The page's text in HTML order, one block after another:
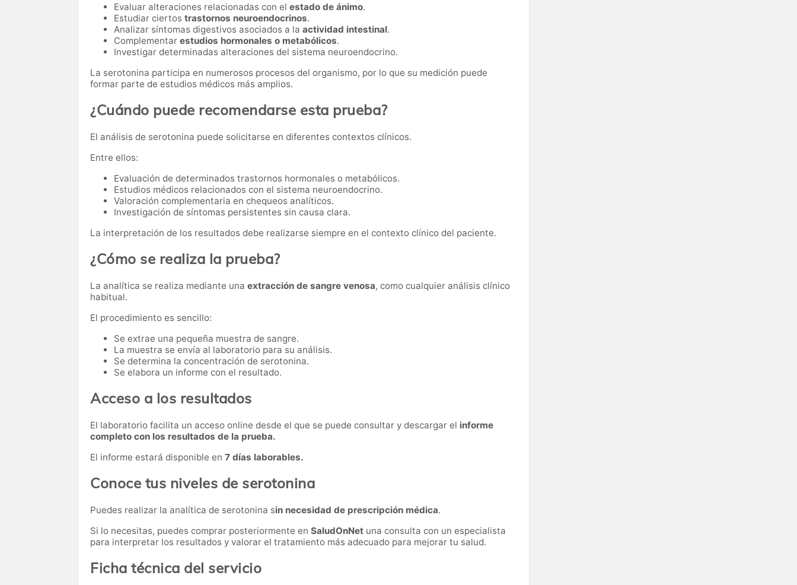
Evaluar alteraciones relacionadas con el estado de ánimo.
Estudiar ciertos trastornos neuroendocrinos.
Analizar síntomas digestivos asociados a la actividad intestinal.
Complementar estudios hormonales o metabólicos.
Investigar determinadas alteraciones del sistema neuroendocrino.
La serotonina participa en numerosos procesos del organismo, por lo que su medición puede
formar parte de estudios médicos más amplios.
¿Cuándo puede recomendarse esta prueba?
El análisis de serotonina puede solicitarse en diferentes contextos clínicos.
Entre ellos:
Evaluación de determinados trastornos hormonales o metabólicos.
Estudios médicos relacionados con el sistema neuroendocrino.
Valoración complementaria en chequeos analíticos.
Investigación de síntomas persistentes sin causa clara.
La interpretación de los resultados debe realizarse siempre en el contexto clínico del paciente.
¿Cómo se realiza la prueba?
La analítica se realiza mediante una extracción de sangre venosa, como cualquier análisis clínico
habitual.
El procedimiento es sencillo:
Se extrae una pequeña muestra de sangre.
La muestra se envía al laboratorio para su análisis.
Se determina la concentración de serotonina.
Se elabora un informe con el resultado.
Acceso a los resultados
El laboratorio facilita un acceso online desde el que se puede consultar y descargar el informe
completo con los resultados de la prueba.
El informe estará disponible en 7 días laborables.
Conoce tus niveles de serotonina
Puedes realizar la analítica de serotonina sin necesidad de prescripción médica.
Si lo necesitas, puedes comprar posteriormente en SaludOnNet una consulta con un especialista
para interpretar los resultados y valorar el tratamiento más adecuado para mejorar tu salud.
Ficha técnica del servicio